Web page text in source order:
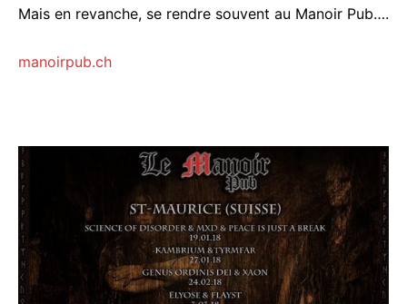
Mais en revanche, se rendre souvent au Manoir Pub….
manoirpub.ch